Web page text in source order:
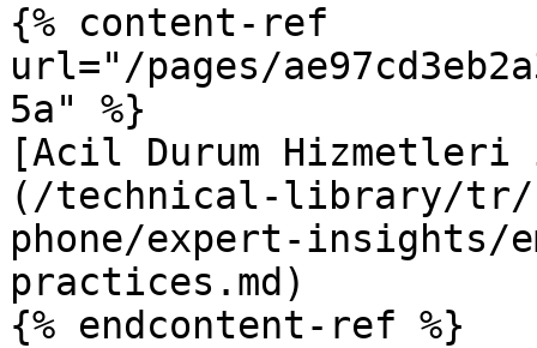
{% content-ref
url="/pages/
5a" %}
[Acil Durum
(/technical-library/tr/
phone/expert-insights/
practices.md)
{% endcontent-ref %}